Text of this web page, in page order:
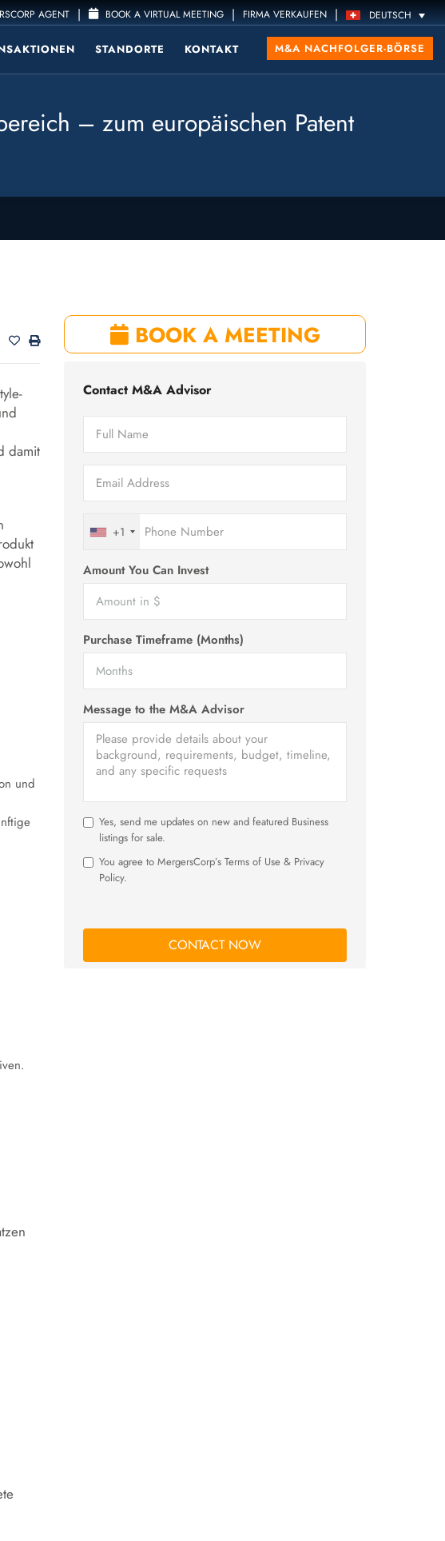
AGENT | BOOK A VIRTUAL MEETING | FIRMA VERKAUFEN | DEUTSCH
STANDORTE KONTAKT M&A NACHFOLGER-BÖRSE
– zum europäischen Patent
damit
und
BOOK A MEETING
Contact M&A Advisor
+1
Amount You Can Invest
Purchase Timeframe (Months)
Message to the M&A Advisor
Yes, send me updates on new and featured Business
listings for sale.
You agree to MergersCorp’s Terms of Use & Privacy
Policy.